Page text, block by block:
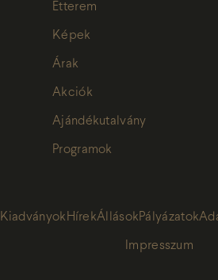
Étterem
Képek
Árak
Akciók
Ajándékutalvány
Programok
Kiadványok HírekÁllások Pályázatok
Impresszum